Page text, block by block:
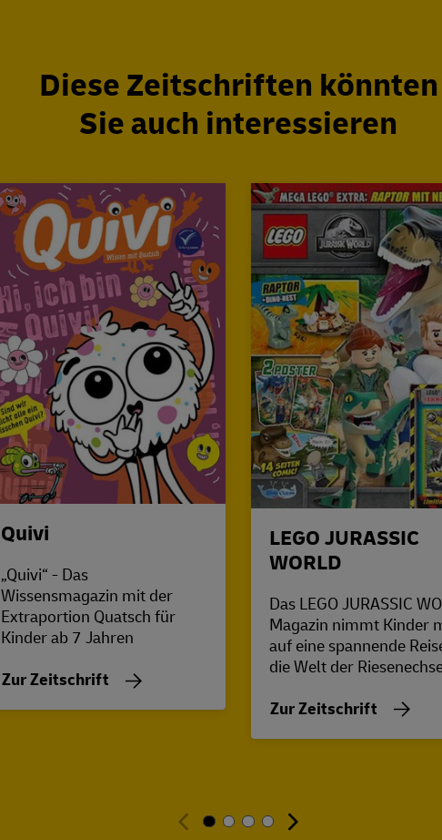
Diese Zeitschriften könnten
Sie auch interessieren
Quivi
„Quivi“ - Das
Wissensmagazin mit der
Extraportion Quatsch für
Kinder ab 7 Jahren
Zur Zeitschrift
LEGO JURASSIC
WORLD
Das LEGO JURASSIC
Magazin nimmt Kinder
auf eine spannende
die Welt der
Zur Zeitschrift